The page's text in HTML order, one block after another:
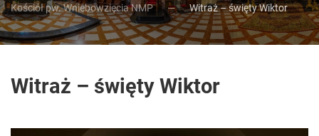
Kościół pw. Wniebowzięcia NMP
Witraż – święty Wiktor
Witraż – święty Wiktor